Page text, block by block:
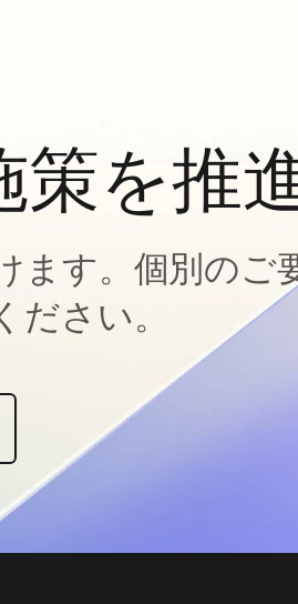
策を推
ます。個別のご
さい。